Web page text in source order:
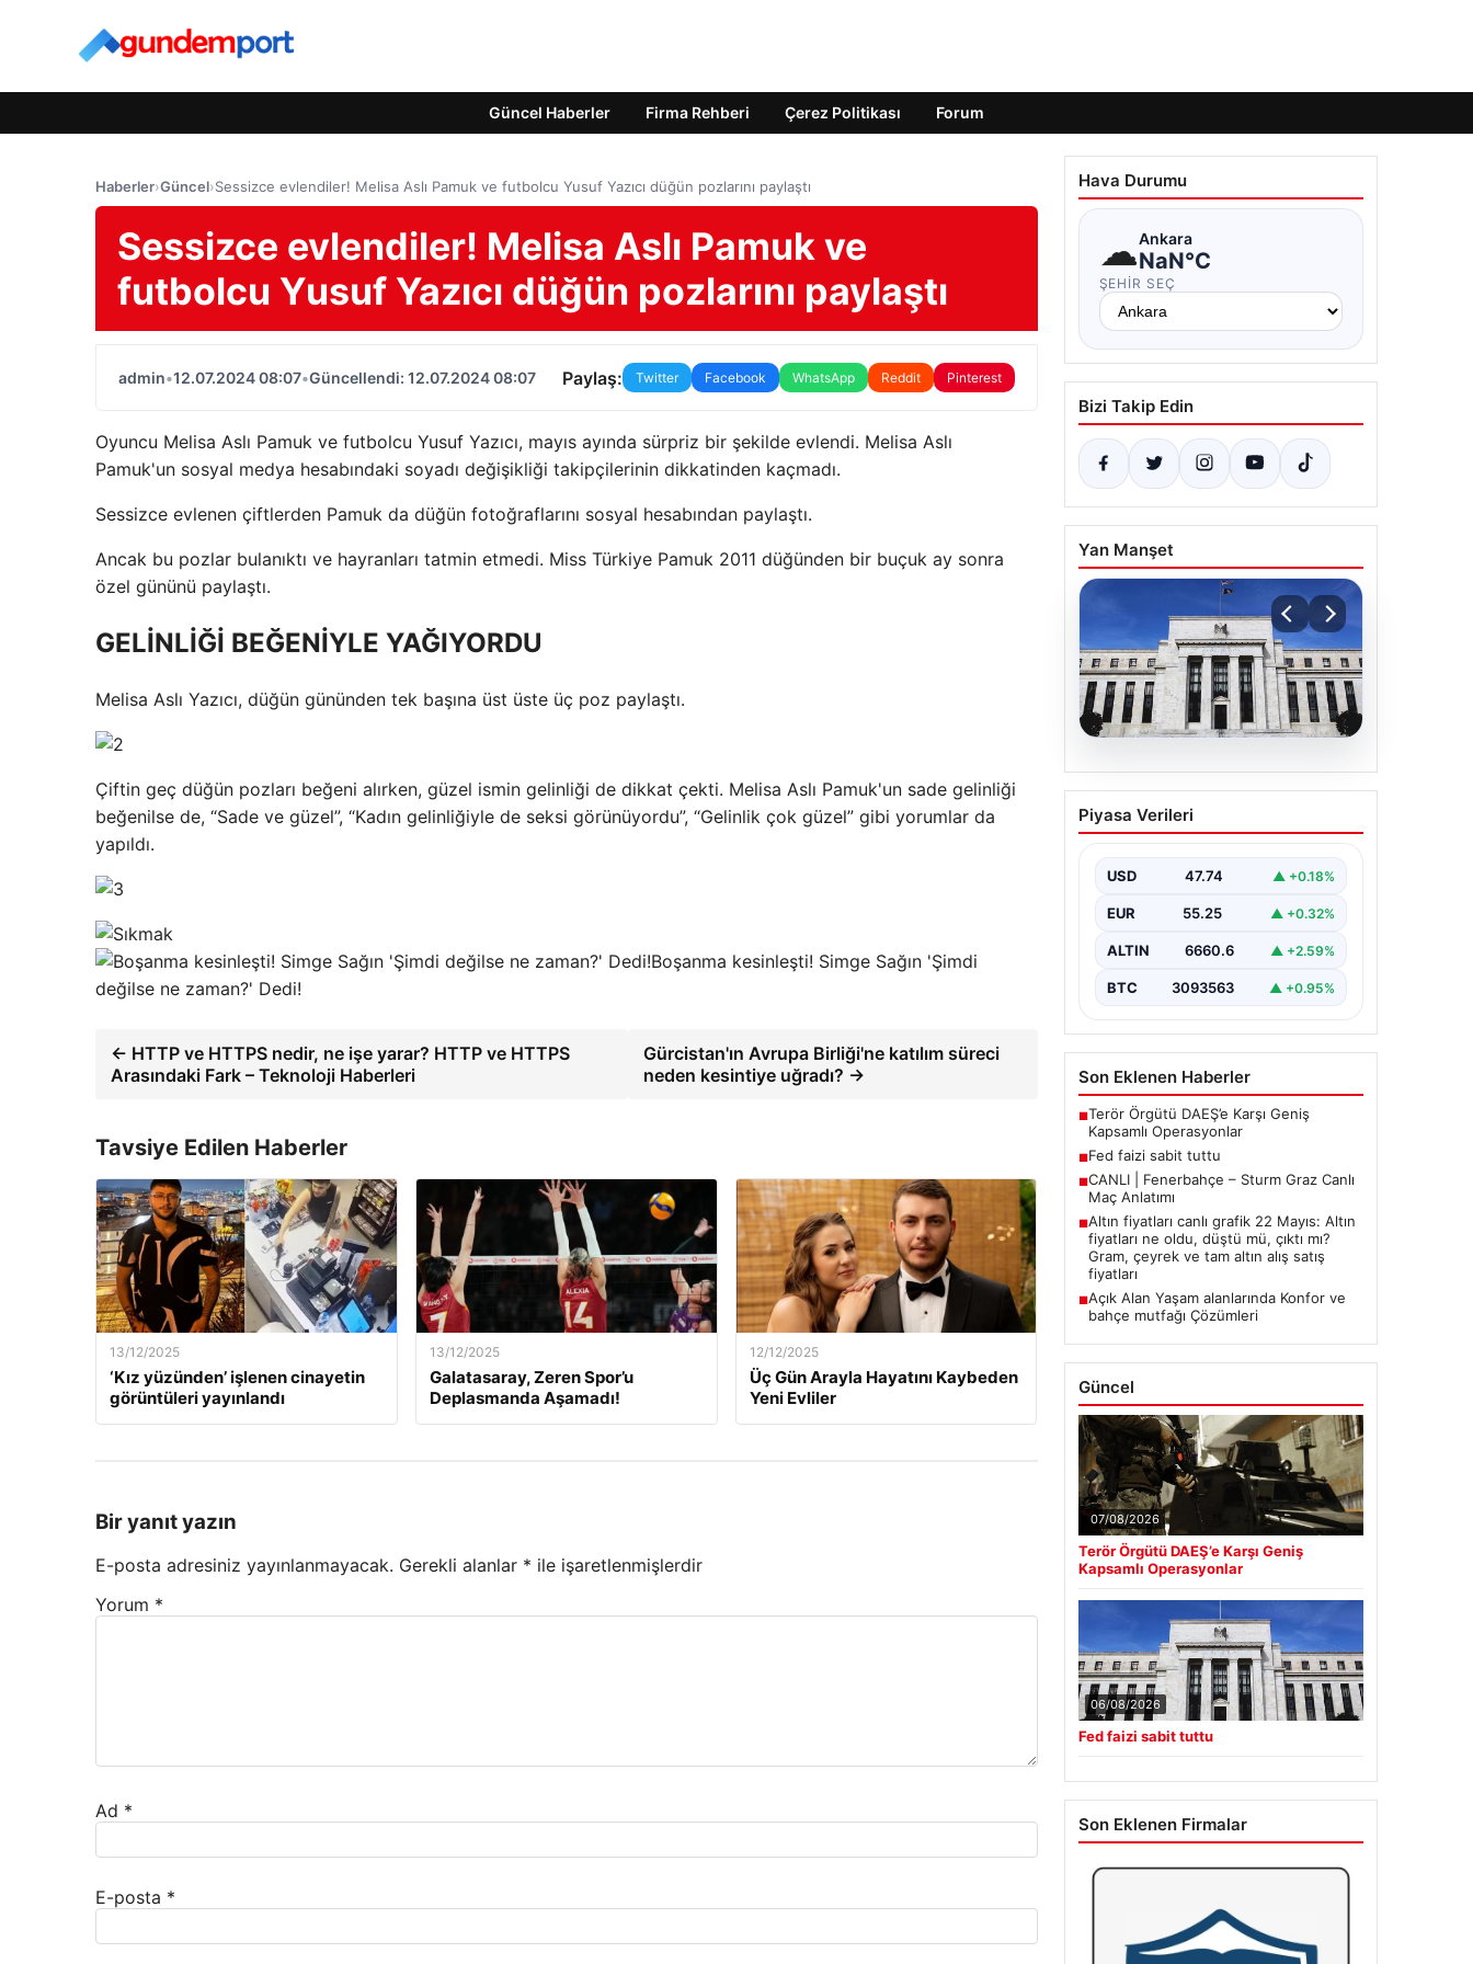
Güncel Haberler Firma Rehberi Çerez Politikası Forum
Haberler›Güncel›Sessizce evlendiler! Melisa Aslı Pamuk ve futbolcu Yusuf Yazıcı düğün pozlarını paylaştı
Sessizce evlendiler! Melisa Aslı Pamuk ve
futbolcu Yusuf Yazıcı düğün pozlarını paylaştı
admin•12.07.2024 08:07•Güncellendi: 12.07.2024 08:07 Paylaş: Twitter Facebook WhatsApp Reddit Pinterest
Oyuncu Melisa Aslı Pamuk ve futbolcu Yusuf Yazıcı, mayıs ayında sürpriz bir şekilde evlendi. Melisa Aslı
Pamuk'un sosyal medya hesabındaki soyadı değişikliği takipçilerinin dikkatinden kaçmadı.
Sessizce evlenen çiftlerden Pamuk da düğün fotoğraflarını sosyal hesabından paylaştı.
Ancak bu pozlar bulanıktı ve hayranları tatmin etmedi. Miss Türkiye Pamuk 2011 düğünden bir buçuk ay sonra
özel gününü paylaştı.
GELİNLİĞİ BEĞENİYLE YAĞIYORDU
Melisa Aslı Yazıcı, düğün gününden tek başına üst üste üç poz paylaştı.
Çiftin geç düğün pozları beğeni alırken, güzel ismin gelinliği de dikkat çekti. Melisa Aslı Pamuk'un sade gelinliği
beğenilse de, “Sade ve güzel”, “Kadın gelinliğiyle de seksi görünüyordu”, “Gelinlik çok güzel” gibi yorumlar da
yapıldı.
Boşanma kesinleşti! Simge Sağın 'Şimdi
değilse ne zaman?' Dedi!
← HTTP ve HTTPS nedir, ne işe yarar? HTTP ve HTTPS
Arasındaki Fark – Teknoloji Haberleri
Gürcistan'ın Avrupa Birliği'ne katılım süreci
neden kesintiye uğradı? →
Tavsiye Edilen Haberler
13/12/2025
‘Kız yüzünden’ işlenen cinayetin
görüntüleri yayınlandı
13/12/2025
Galatasaray, Zeren Spor’u
Deplasmanda Aşamadı!
12/12/2025
Üç Gün Arayla Hayatını Kaybeden
Yeni Evliler
Bir yanıt yazın
E-posta adresiniz yayınlanmayacak. Gerekli alanlar * ile işaretlenmişlerdir
Yorum *
Ad *
E-posta *
Hava Durumu
☁Ankara
NaN°C
ŞEHIR SEÇ
Bizi Takip Edin
Yan Manşet
06.08.2026
Fed faizi sabit tuttu
Piyasa Verileri
USD 47.74 ▲ +0.18%
EUR 55.25 ▲ +0.32%
ALTIN 6660.6 ▲ +2.59%
BTC 3093563 ▲ +0.95%
Son Eklenen Haberler
■Terör Örgütü DAEŞ’e Karşı Geniş
Kapsamlı Operasyonlar
■Fed faizi sabit tuttu
■CANLI | Fenerbahçe – Sturm Graz Canlı
Maç Anlatımı
■Altın fiyatları canlı grafik 22 Mayıs: Altın
fiyatları ne oldu, düştü mü, çıktı mı?
Gram, çeyrek ve tam altın alış satış
fiyatları
■Açık Alan Yaşam alanlarında Konfor ve
bahçe mutfağı Çözümleri
Güncel
07/08/2026
Terör Örgütü DAEŞ’e Karşı Geniş
Kapsamlı Operasyonlar
06/08/2026
Fed faizi sabit tuttu
Son Eklenen Firmalar